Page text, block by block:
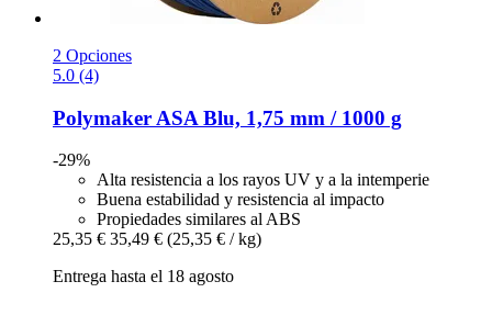
2 Opciones
5.0 (4)
Polymaker ASA Blu, 1,75 mm / 1000 g
-29%
Alta resistencia a los rayos UV y a la intemperie
Buena estabilidad y resistencia al impacto
Propiedades similares al ABS
25,35 € 35,49 € (25,35 € / kg)
Entrega hasta el 18 agosto